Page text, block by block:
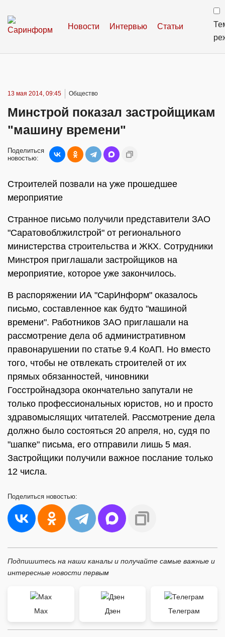
Новости Интервью Статьи
13 мая 2014, 09:45 Общество
Минстрой показал застройщикам
"машину времени"
Поделиться
новостью:
Строителей позвали на уже прошедшее
мероприятие
Странное письмо получили представители ЗАО
"Саратовоблжилстрой" от регионального
министерства строительства и ЖКХ. Сотрудники
Минстроя приглашали застройщиков на
мероприятие, которое уже закончилось.
В распоряжении ИА "СарИнформ" оказалось
письмо, составленное как будто "машиной
времени". Работников ЗАО приглашали на
рассмотрение дела об административном
правонарушении по статье 9.4 КоАП. Но вместо
того, чтобы не отвлекать строителей от их
прямых обязанностей, чиновники
Госстройнадзора окончательно запутали не
только профессиональных юристов, но и просто
здравомыслящих читателей. Рассмотрение дела
должно было состояться 20 апреля, но, судя по
"шапке" письма, его отправили лишь 5 мая.
Застройщики получили важное послание только
12 числа.
Поделиться новостью:
Подпишитесь на наши каналы и получайте самые важные и
интересные новости первым
Max Дзен Телеграм